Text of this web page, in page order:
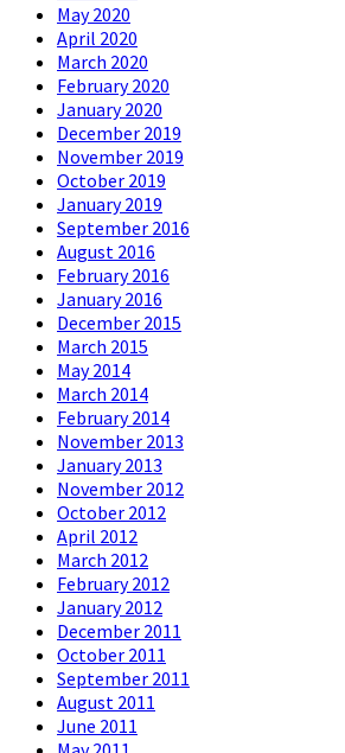
May 2020
April 2020
March 2020
February 2020
January 2020
December 2019
November 2019
October 2019
January 2019
September 2016
August 2016
February 2016
January 2016
December 2015
March 2015
May 2014
March 2014
February 2014
November 2013
January 2013
November 2012
October 2012
April 2012
March 2012
February 2012
January 2012
December 2011
October 2011
September 2011
August 2011
June 2011